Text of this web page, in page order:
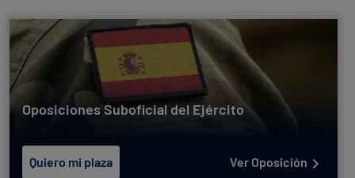
Oposiciones Suboficial del Ejército
Quiero mi plaza Ver Oposición